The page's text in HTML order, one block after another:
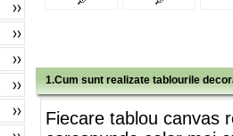
1.Cum sunt realizate tablourile
Fiecare tablou canvas